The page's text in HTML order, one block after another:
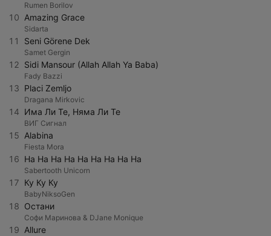
Rumen Borilov
10 Amazing Grace
Sidarta
11 Seni Görene Dek
Samet Gergin
12 Sidi Mansour (Allah Allah Ya Baba)
Fady Bazzi
13 Placi Zemljo
Dragana Mirkovic
14 Има Ли Те, Няма Ли Те
ВИГ Сигнал
15 Alabina
Fiesta Mora
16 Ha Ha Ha Ha Ha Ha Ha Ha Ha
Sabertooth Unicorn
17 Ку Ку Ку
BabyNiksoGen
18 Остани
Софи Маринова & DJane Monique
19 Allure